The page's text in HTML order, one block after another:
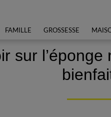
FAMILLE GROSSESSE
sur